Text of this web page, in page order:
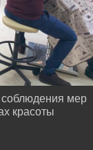
мер
красоты